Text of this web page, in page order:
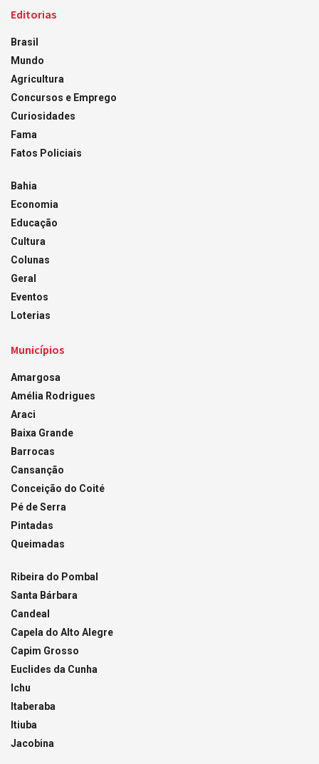
Editorias
Brasil
Mundo
Agricultura
Concursos e Emprego
Curiosidades
Fama
Fatos Policiais
Bahia
Economia
Educação
Cultura
Colunas
Geral
Eventos
Loterias
Municípios
Amargosa
Amélia Rodrigues
Araci
Baixa Grande
Barrocas
Cansanção
Conceição do Coité
Pé de Serra
Pintadas
Queimadas
Ribeira do Pombal
Santa Bárbara
Candeal
Capela do Alto Alegre
Capim Grosso
Euclides da Cunha
Ichu
Itaberaba
Itiuba
Jacobina